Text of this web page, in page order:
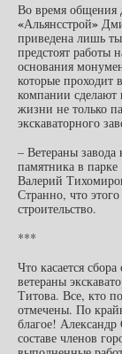
Во время общения
«Альянсстрой»
приведена лишь
предстоят работы
основания
которые проходит
компании сделают
жизни не только
экскаваторного
– Ветераны завода
памятника в
Валерий
Странно, что
строительство.
***
Что касается
ветераны
Титова. Все, кто
отмечены. По
благое!
составе членов